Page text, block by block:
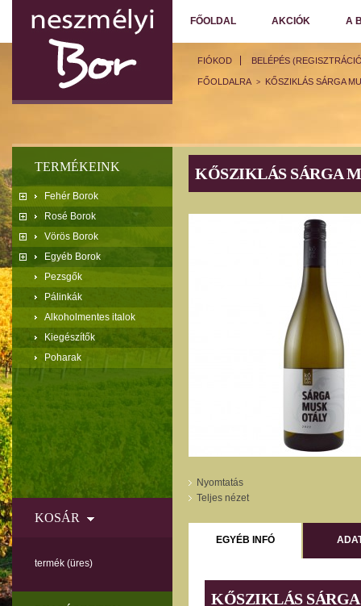
FIÓKOD BELÉPÉS
FŐOLDAL AKCIÓK A
TERMÉKEINK
Fehér Borok
Rosé Borok
Vörös Borok
Egyéb Borok
Pezsgők
Pálinkák
Alkoholmentes italok
Kiegészítők
Poharak
KOSÁR
termék (üres)
FŐOLDALRA > KŐSZIKLÁS SÁRGA
KŐSZIKLÁS SÁRGA
Nyomtatás
Teljes nézet
EGYÉB INFÓ
KŐSZIKLÁS